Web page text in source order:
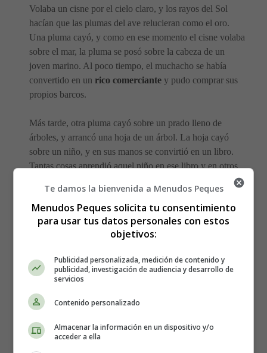
Volaba un cisne por el cielo claro, y los rayos del Sol
hacían que las plumas del ave relucieran como el oro.
Una pluma cayó, y como en ese momento el cisne volaba
sobre el mar, la pluma se posó sobre la cabeza de un
joven marino. Al poco tiempo, el muchacho se había
convertido en un rico comerciante y pudo comprar sus
propios barcos.
Más tarde, otra pluma cayó sobre un prado lleno de
árboles, y arrancó una hoja de un árbol. La hoja cayó
sobre un niño, y en sus manos se convirtió en un libro.
Tantas cosas aprendió aquel niño en ese libro y en otros
que leyó después, que llegó a ser uno de los más grandes
saviosdel mundo.
Luego, el cisne se posó para descansar en un lago
plácido y oscuro que estaba en medio del bosque,
recogía leña, vio que el cisne, tras haber descansado,
levantaba vuelo. Se acercó al lago y descubrió un huevo
de oro. La mujer lo guardó y lo llevó a su casa. Ella
sentía que algo vivo latía en ese huevo.
Detalles
Te damos la bienvenida a Menudos Peques
Menudos Peques solicita tu consentimiento
para usar tus datos personales con estos
objetivos:
Publicidad personalizada, medición de contenido y
publicidad, investigación de audiencia y desarrollo de
servicios
Contenido personalizado
Almacenar la información en un dispositivo y/o
acceder a ella